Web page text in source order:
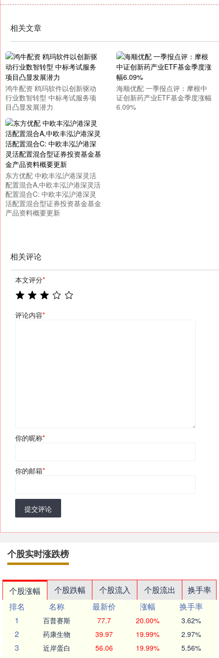
相关文章
鸿牛配资 鸥玛软件以创新驱动
行业数智转型 中标考试服务项
目凸显发展潜力
海顺优配 一季报点评：摩根中
证创新药产业ETF基金季度涨幅
6.09%
东方优配 中欧丰泓沪港深灵活
配置混合A,中欧丰泓沪港深灵活
配置混合C: 中欧丰泓沪港深灵
活配置混合型证券投资基金基金
产品资料概要更新
相关评论
本文评分*
评论内容*
你的昵称*
你的邮箱*
提交评论
个股实时涨跌榜
个股涨幅 个股跌幅 个股流入 个股流出
换手率
排名
名称 最新价 涨幅
换手率
1
百普赛斯 77.7 20.00% 3.62%
2 药康生物 39.97 19.99% 2.97%
3 近岸蛋白 56.06 19.99% 5.56%